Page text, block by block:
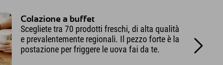
Colazione a buffet
Scegliete tra 70 prodotti freschi, di alta qualità
e prevalentemente regionali. Il pezzo forte è la
postazione per friggere le uova fai da te.